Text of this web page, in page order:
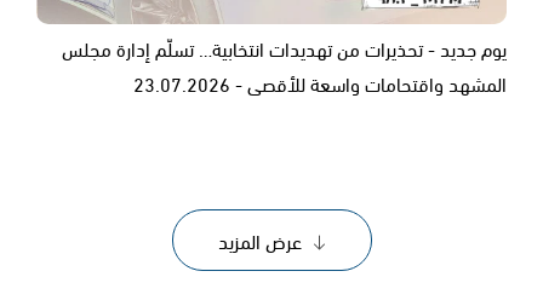
يوم جديد - تحذيرات من تهديدات انتخابية… تسلّم إدارة مجلس
المشهد واقتحامات واسعة للأقصى - 23.07.2026
عرض المزيد